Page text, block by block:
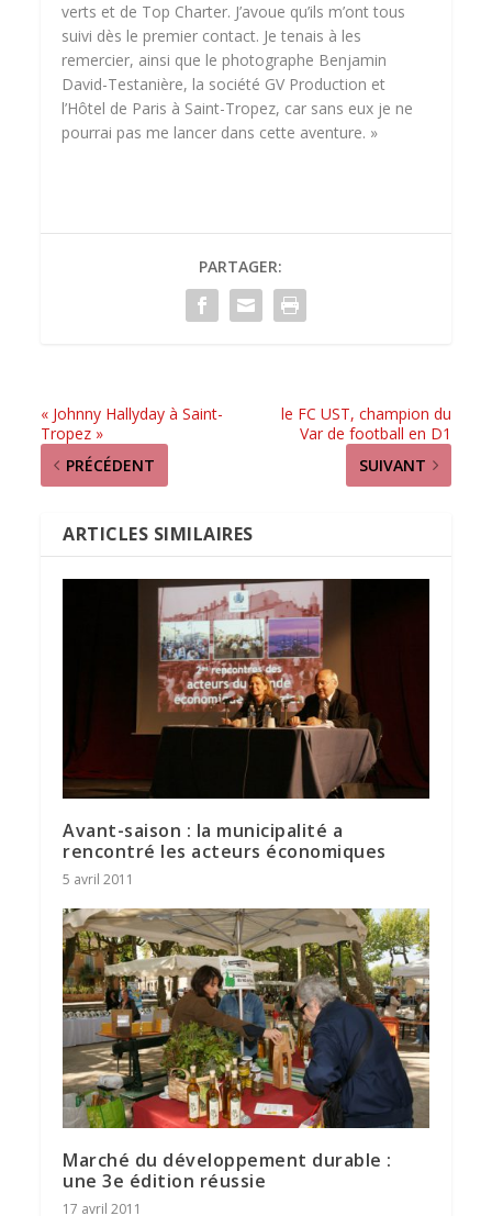
verts et de Top Charter. J’avoue qu’ils m’ont tous
suivi dès le premier contact. Je tenais à les
remercier, ainsi que le photographe Benjamin
David-Testanière, la société GV Production et
l’Hôtel de Paris à Saint-Tropez, car sans eux je ne
pourrai pas me lancer dans cette aventure. »
PARTAGER:
« Johnny Hallyday à Saint-
Tropez »
PRÉCÉDENT
le FC UST, champion du
Var de football en D1
SUIVANT
ARTICLES SIMILAIRES
Avant-saison : la municipalité a
rencontré les acteurs économiques
5 avril 2011
Marché du développement durable :
une 3e édition réussie
17 avril 2011